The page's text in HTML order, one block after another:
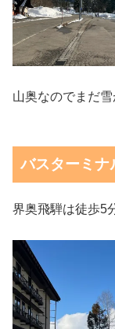
山奥なのでまだ
バスターミナ
界奥飛騨は徒歩5